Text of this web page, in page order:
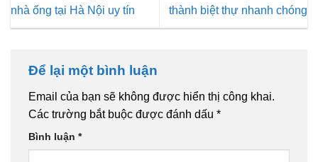
nhà ống tại Hà Nội uy tín
thành biệt thự nhanh chóng
Để lại một bình luận
Email của bạn sẽ không được hiển thị công khai.
Các trường bắt buộc được đánh dấu *
Bình luận *